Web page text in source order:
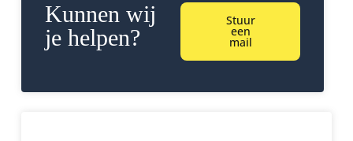
Kunnen wij
je helpen?
Stuur
een
mail